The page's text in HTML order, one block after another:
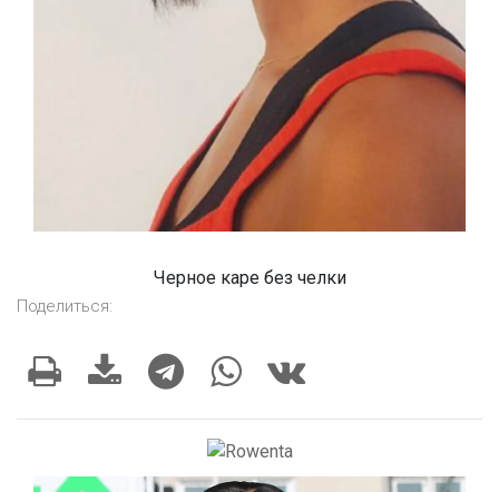
Черное каре без челки
Поделиться: